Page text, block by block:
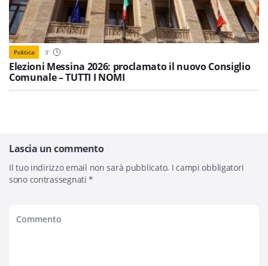
Politica 3'
Elezioni Messina 2026: proclamato il nuovo Consiglio
Comunale – TUTTI I NOMI
Lascia un commento
Il tuo indirizzo email non sarà pubblicato. I campi obbligatori
sono contrassegnati*